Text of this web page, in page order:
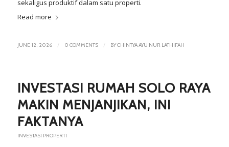
sekaligus produktif dalam satu properti.
Read more
JUNE 12, 2026 / 0 COMMENTS / BYCHINTYA AYU NUR LATHIFAH
INVESTASI RUMAH SOLO RAYA
MAKIN MENJANJIKAN, INI
FAKTANYA
INVESTASI PROPERTI